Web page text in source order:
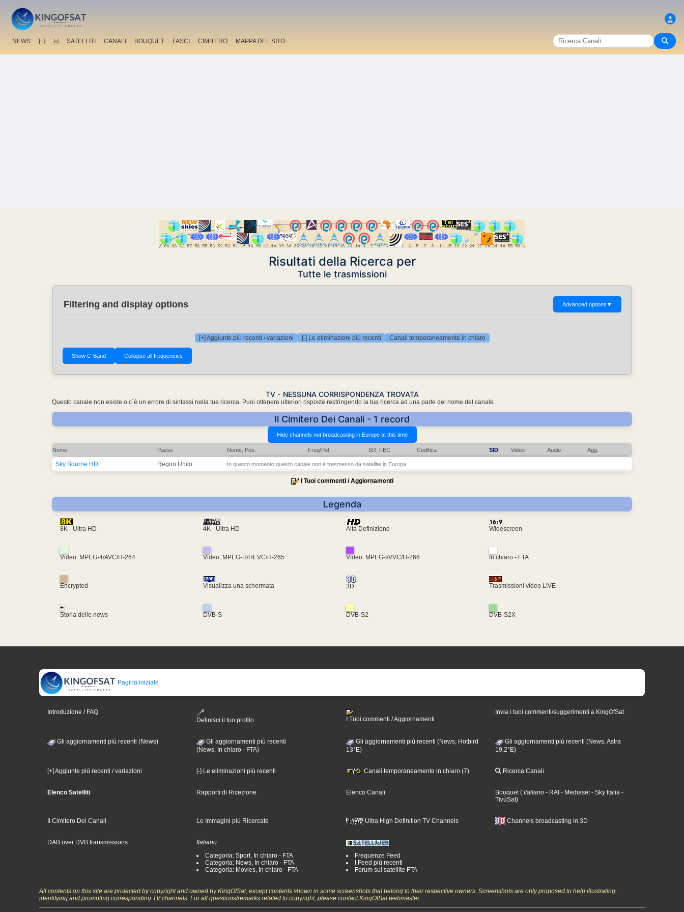
NEWS [+] [-] SATELLITI CANALI BOUQUET FASCI CIMITERO MAPPA DEL SITO
Risultati della Ricerca per
Tutte le trasmissioni
Filtering and display options Advanced options ▼
[+] Aggiunte più recenti / variazioni [-] Le eliminazioni più recenti Canali temporaneamente in chiaro
TV - NESSUNA CORRISPONDENZA TROVATA
Questo canale non esiste o c´è un errore di sintassi nella tua ricerca. Puoi ottenere ulteriori risposte restringendo la tua ricerca ad una parte del nome del canale.
Il Cimitero Dei Canali - 1 record
Nome Paese Nome, Pos. Freq/Pol SR, FEC Codifica SID Video Audio Agg.
Sky Bourne HD Regno Unito In questo momento questo canale non è trasmesso da satellite in Europa
I Tuoi commenti / Aggiornamenti
Legenda
8K - Ultra HD 4K - Ultra HD Alta Definizione Widescreen
Video: MPEG-4/AVC/H-264 Video: MPEG-H/HEVC/H-265 Video: MPEG-I/VVC/H-266 In chiaro - FTA
Encrypted Visualizza una schermata 3D Trasmissioni video LIVE
+
Storia delle news
DVB-S DVB-S2 DVB-S2X
Pagina iniziale
Introduzione / FAQ
Definisci il tuo profilo
I Tuoi commenti / Aggiornamenti
Invia i tuoi commenti/suggerimenti a KingOfSat
Gli aggiornamenti più recenti (News)
Gli aggiornamenti più recenti
(News, In chiaro - FTA)
Gli aggiornamenti più recenti (News, Hotbird
13°E)
Gli aggiornamenti più recenti (News, Astra
19,2°E)
[+] Aggiunte più recenti / variazioni [-] Le eliminazioni più recenti Canali temporaneamente in chiaro (7) Ricerca Canali
Elenco Satelliti Rapporti di Ricezione Elenco Canali Bouquet ( Italiano - RAI - Mediaset - Sky Italia -
TivùSat)
Il Cimitero Dei Canali Le Immagini più Ricercate Ultra High Definition TV Channels Channels broadcasting in 3D
DAB over DVB transmissions
Italiano
Categoria: Sport, In chiaro - FTA
Categoria: News, In chiaro - FTA
Categoria: Movies, In chiaro - FTA
Frequenze Feed
I Feed più recenti
Forum sul satellite FTA
All contents on this site are protected by copyright and owned by KingOfSat, except contents shown in some screenshots that belong to their respective owners. Screenshots are only proposed to help illustrating,
identifying and promoting corresponding TV channels. For all questions/remarks related to copyright, please contact KingOfSat webmaster.